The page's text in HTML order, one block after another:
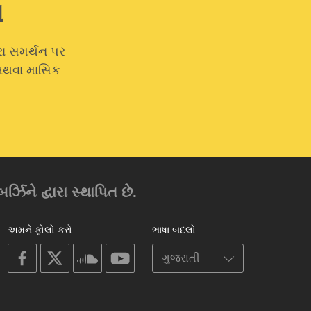
સમર્થન પર
માસિક
દ્વારા સ્થાપિત છે.
ભાષા બદલો
અમને ફોલો કરો
on
facebook
soundcloudyoutube